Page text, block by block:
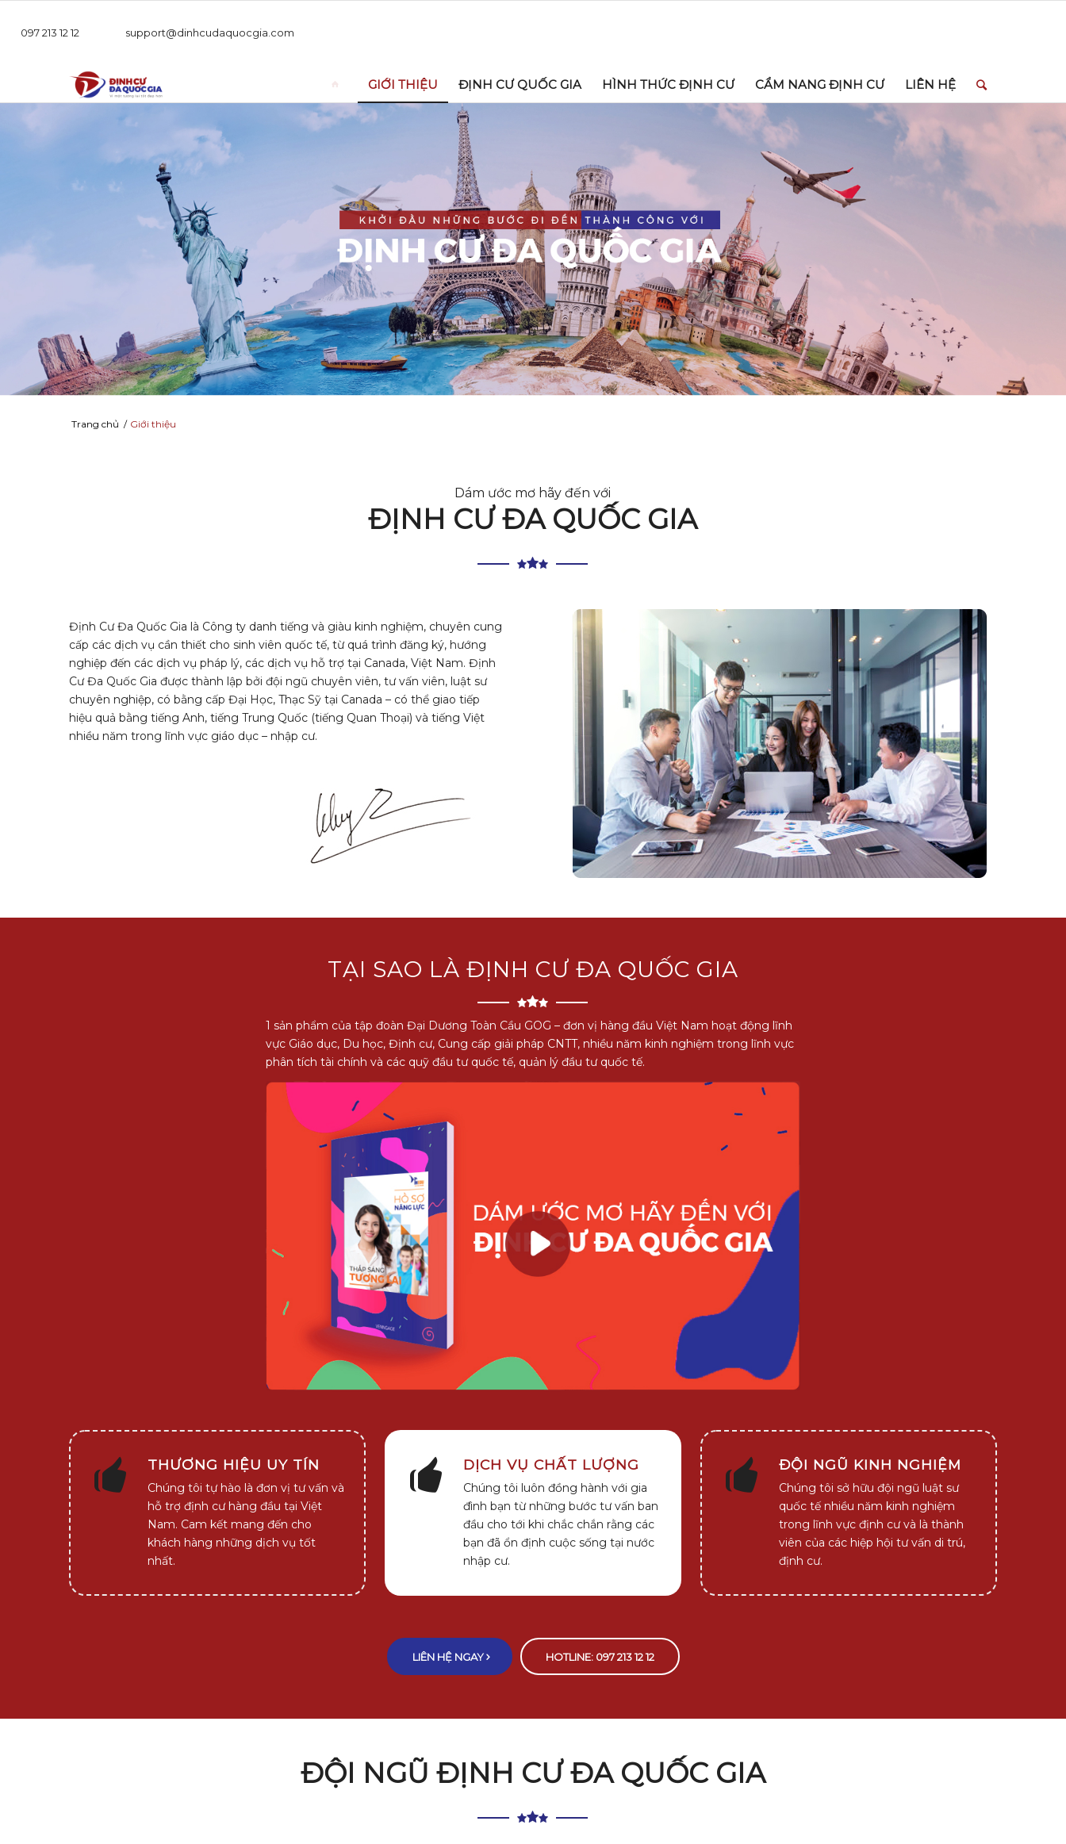
097 213 12 12 support@dinhcudaquocgia.com
GIỚI THIỆU ĐỊNH CƯ QUỐC GIA HÌNH THỨC ĐỊNH CƯ CẨM NANG ĐỊNH CƯ LIÊN HỆ
Trang chủ / Giới thiệu
Dám ước mơ hãy đến với
ĐỊNH CƯ ĐA QUỐC GIA
Định Cư Đa Quốc Gia là Công ty danh tiếng và giàu kinh nghiệm, chuyên cung
cấp các dịch vụ cần thiết cho sinh viên quốc tế, từ quá trình đăng ký, hướng
nghiệp đến các dịch vụ pháp lý, các dịch vụ hỗ trợ tại Canada, Việt Nam. Định
Cư Đa Quốc Gia được thành lập bởi đội ngũ chuyên viên, tư vấn viên, luật sư
chuyên nghiệp, có bằng cấp Đại Học, Thạc Sỹ tại Canada – có thể giao tiếp
hiệu quả bằng tiếng Anh, tiếng Trung Quốc (tiếng Quan Thoại) và tiếng Việt
nhiều năm trong lĩnh vực giáo dục – nhập cư.
TẠI SAO LÀ ĐỊNH CƯ ĐA QUỐC GIA
1 sản phẩm của tập đoàn Đại Dương Toàn Cầu GOG – đơn vị hàng đầu Việt Nam hoạt động lĩnh
vực Giáo dục, Du học, Định cư, Cung cấp giải pháp CNTT, nhiều năm kinh nghiệm trong lĩnh vực
phân tích tài chính và các quỹ đầu tư quốc tế, quản lý đầu tư quốc tế.
THƯƠNG HIỆU UY TÍN
Chúng tôi tự hào là đơn vị tư vấn và
hỗ trợ định cư hàng đầu tại Việt
Nam. Cam kết mang đến cho
khách hàng những dịch vụ tốt
nhất.
DỊCH VỤ CHẤT LƯỢNG
Chúng tôi luôn đồng hành với gia
đình bạn từ những bước tư vấn ban
đầu cho tới khi chắc chắn rằng các
bạn đã ổn định cuộc sống tại nước
nhập cư.
ĐỘI NGŨ KINH NGHIỆM
Chúng tôi sở hữu đội ngũ luật sư
quốc tế nhiều năm kinh nghiệm
trong lĩnh vực định cư và là thành
viên của các hiệp hội tư vấn di trú,
định cư.
LIÊN HỆ NGAY HOTLINE: 097 213 12 12
ĐỘI NGŨ ĐỊNH CƯ ĐA QUỐC GIA